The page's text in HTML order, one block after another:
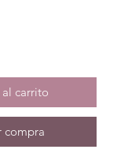
carrito
compra